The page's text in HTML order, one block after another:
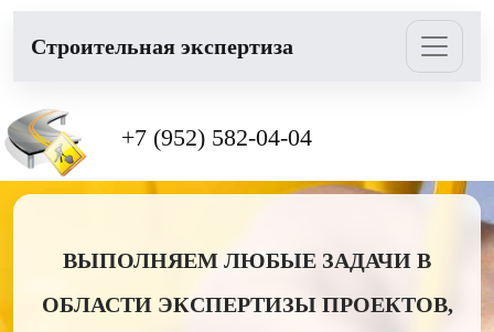
Cтроительная экспертиза
+7 (952) 582-04-04
ВЫПОЛНЯЕМ ЛЮБЫЕ ЗАДАЧИ В
ОБЛАСТИ ЭКСПЕРТИЗЫ ПРОЕКТОВ,